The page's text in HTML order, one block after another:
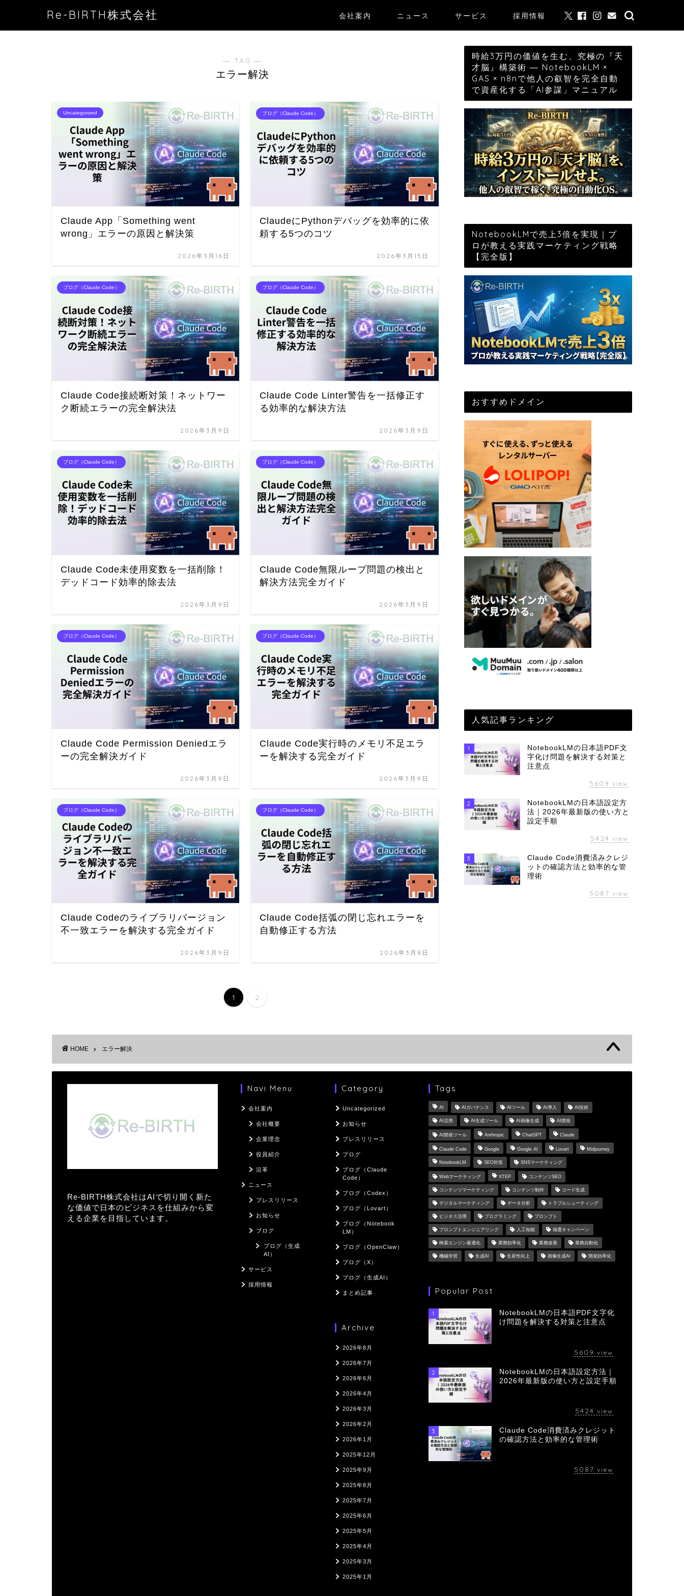
Re-BIRTH株式会社 会社案内 ニュース サービス 採用情報
― TAG ―
エラー解決
Uncategorized
Claude App「Something went
wrong」エラーの原因と解決策
2026年3月16日
ブログ（Claude Code）
ClaudeにPythonデバッグを効率的に依
頼する5つのコツ
2026年3月15日
ブログ（Claude Code）
Claude Code接続断対策！ネットワー
ク断続エラーの完全解決法
2026年3月9日
ブログ（Claude Code）
Claude Code Linter警告を一括修正す
る効率的な解決方法
2026年3月9日
ブログ（Claude Code）
Claude Code未使用変数を一括削除！
デッドコード効率的除去法
2026年3月9日
ブログ（Claude Code）
Claude Code無限ループ問題の検出と
解決方法完全ガイド
2026年3月9日
ブログ（Claude Code）
Claude Code Permission Deniedエラ
ーの完全解決ガイド
2026年3月9日
ブログ（Claude Code）
Claude Code実行時のメモリ不足エラ
ーを解決する完全ガイド
2026年3月9日
ブログ（Claude Code）
Claude Codeのライブラリバージョン
不一致エラーを解決する完全ガイド
2026年3月9日
ブログ（Claude Code）
Claude Code括弧の閉じ忘れエラーを
自動修正する方法
2026年3月8日
1 2
時給3万円の価値を生む、究極の『天
才脳』構築術 ― NotebookLM ×
GAS × n8nで他人の叡智を完全自動
で資産化する「AI参謀」マニュアル
NotebookLMで売上3倍を実現｜プ
ロが教える実践マーケティング戦略
【完全版】
おすすめドメイン
人気記事ランキング
1
NotebookLMの日本語PDF文
字化け問題を解決する対策と
注意点
5609 view
2
NotebookLMの日本語設定方
法｜2026年最新版の使い方と
設定手順
5424 view
3
Claude Code消費済みクレジ
ットの確認方法と効率的な管
理術
5087 view
HOME エラー解決
Re-BIRTH株式会社はAIで切り開く新た
な価値で日本のビジネスを仕組みから変
える企業を目指しています。
Navi Menu
会社案内
会社概要
企業理念
役員紹介
沿革
ニュース
プレスリリース
お知らせ
ブログ
ブログ（生成
AI）
サービス
採用情報
Category
Uncategorized
お知らせ
プレスリリース
ブログ
ブログ（Claude
Code）
ブログ（Codex）
ブログ（Lovart）
ブログ（Notebook
LM）
ブログ（OpenClaw）
ブログ（X）
ブログ（生成AI）
まとめ記事
Archive
2026年8月
2026年7月
2026年6月
2026年4月
2026年3月
2026年2月
2026年1月
2025年12月
2025年9月
2025年8月
2025年7月
2025年6月
2025年5月
2025年4月
2025年3月
2025年1月
Tags
AI AIガバナンス AIツール AI導入 AI技術
AI活用 AI生成ツール AI画像生成 AI開発
AI開発ツール Anthropic ChatGPT Claude
Claude Code Google Google AI Lovart Midjourney
NotebookLM SEO対策 SNSマーケティング
Webマーケティング XTEP コンテンツSEO
コンテンツマーケティング コンテンツ制作 コード生成
デジタルマーケティング データ分析 トラブルシューティング
ビジネス活用 プログラミング プロンプト
プロンプトエンジニアリング 人工知能 抽選キャンペーン
検索エンジン最適化 業務効率化 業務改善 業務自動化
機械学習 生成AI 生産性向上 画像生成AI 開発効率化
Popular Post
1
NotebookLMの日本語PDF文字化
け問題を解決する対策と注意点
5609 view
2
NotebookLMの日本語設定方法｜
2026年最新版の使い方と設定手順
5424 view
3
Claude Code消費済みクレジット
の確認方法と効率的な管理術
5087 view